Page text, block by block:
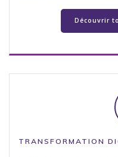
Découvrir
TRANSFORMATION